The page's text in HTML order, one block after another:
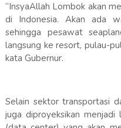
“InsyaAllah Lombok akan
di Indonesia. Akan ada
sehingga pesawat
langsung ke resort, pulau-
kata Gubernur.
Selain sektor transportasi
juga diproyeksikan